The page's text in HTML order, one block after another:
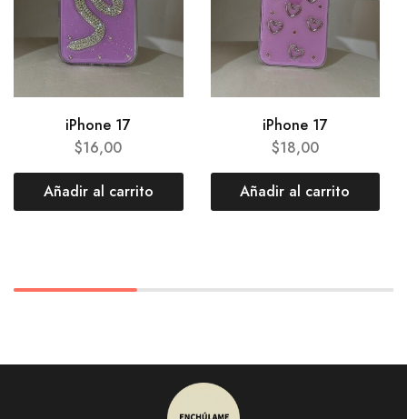
iPhone 17
$16,00
Añadir al carrito
iPhone 17
$18,00
Añadir al carrito